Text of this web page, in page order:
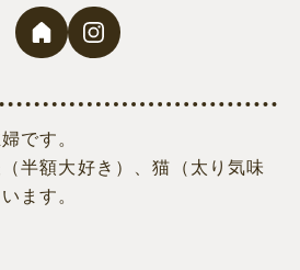
です。
半額大好き）、猫（太り気味
ます。